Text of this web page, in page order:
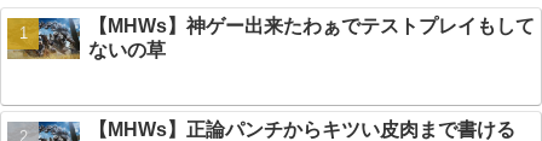
【MHWs】神ゲー出来たわぁでテストプレイもして
ないの草
【MHWs】正論パンチからキツい皮肉まで書ける